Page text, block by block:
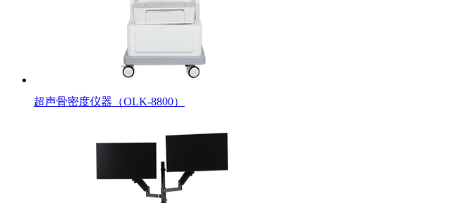
超声骨密度仪器（OLK-8800）